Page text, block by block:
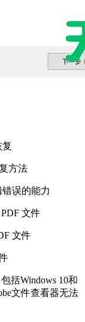
方法
误的能力
文件
文件
括Windows 10和
文件查看器无法